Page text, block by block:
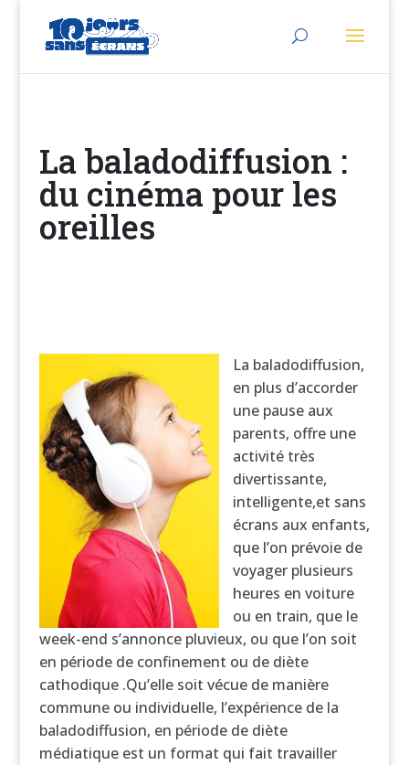
La baladodiffusion :
du cinéma pour les
oreilles
La baladodiffusion,
en plus d’accorder
une pause aux
parents, offre une
activité très
divertissante,
intelligente,et sans
écrans aux enfants,
que l’on prévoie de
voyager plusieurs
heures en voiture
ou en train, que le
week-end s’annonce pluvieux, ou que l’on soit
en période de confinement ou de diète
cathodique .Qu’elle soit vécue de manière
commune ou individuelle, l’expérience de la
baladodiffusion, en période de diète
médiatique est un format qui fait travailler